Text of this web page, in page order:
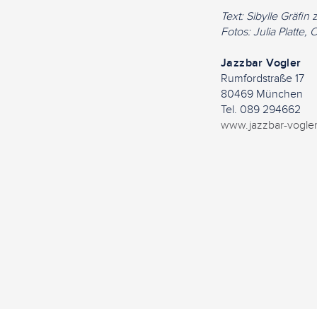
Text: Sibylle
Fotos: Julia Platte,
Jazzbar Vogler
Rumfordstraße 17
80469 München
Tel. 089 294662
www.jazzbar-